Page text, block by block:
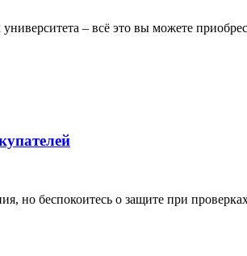
– всё это вы можете
но беспокоитесь о защите при